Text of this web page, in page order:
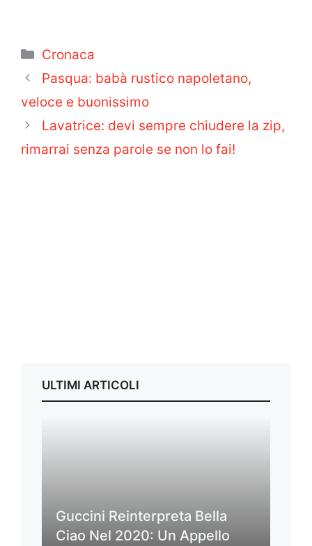
Categorie
Cronaca
Pasqua: babà rustico napoletano,
veloce e buonissimo
Lavatrice: devi sempre chiudere la zip,
rimarrai senza parole se non lo fai!
ULTIMI ARTICOLI
Guccini Reinterpreta Bella
Ciao Nel 2020: Un Appello